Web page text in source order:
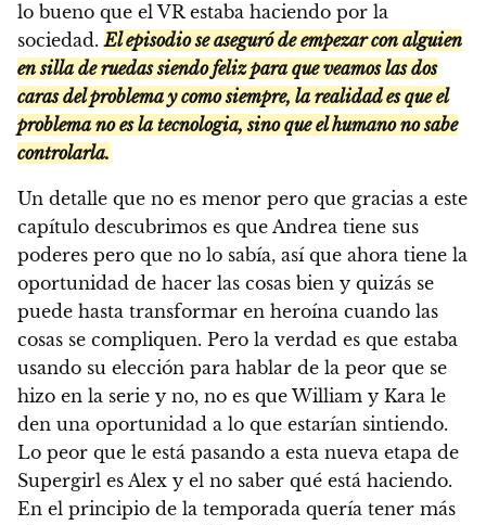
lo bueno que el VR estaba haciendo por la
sociedad.El episodio se aseguró de empezar con alguien
en silla de ruedas siendo feliz para que veamos las dos
caras del problema y como siempre, la realidad es que el
problema no es la tecnologia, sino que el humano no sabe
controlarla.
Un detalle que no es menor pero que gracias a este
capítulo descubrimos es que Andrea tiene sus
poderes pero que no lo sabía, así que ahora tiene la
oportunidad de hacer las cosas bien y quizás se
puede hasta transformar en heroína cuando las
cosas se compliquen. Pero la verdad es que estaba
usando su elección para hablar de la peor que se
hizo en la serie y no, no es que William y Kara le
den una oportunidad a lo que estarían sintiendo.
Lo peor que le está pasando a esta nueva etapa de
Supergirl es Alex y el no saber qué está haciendo.
En el principio de la temporada quería tener más